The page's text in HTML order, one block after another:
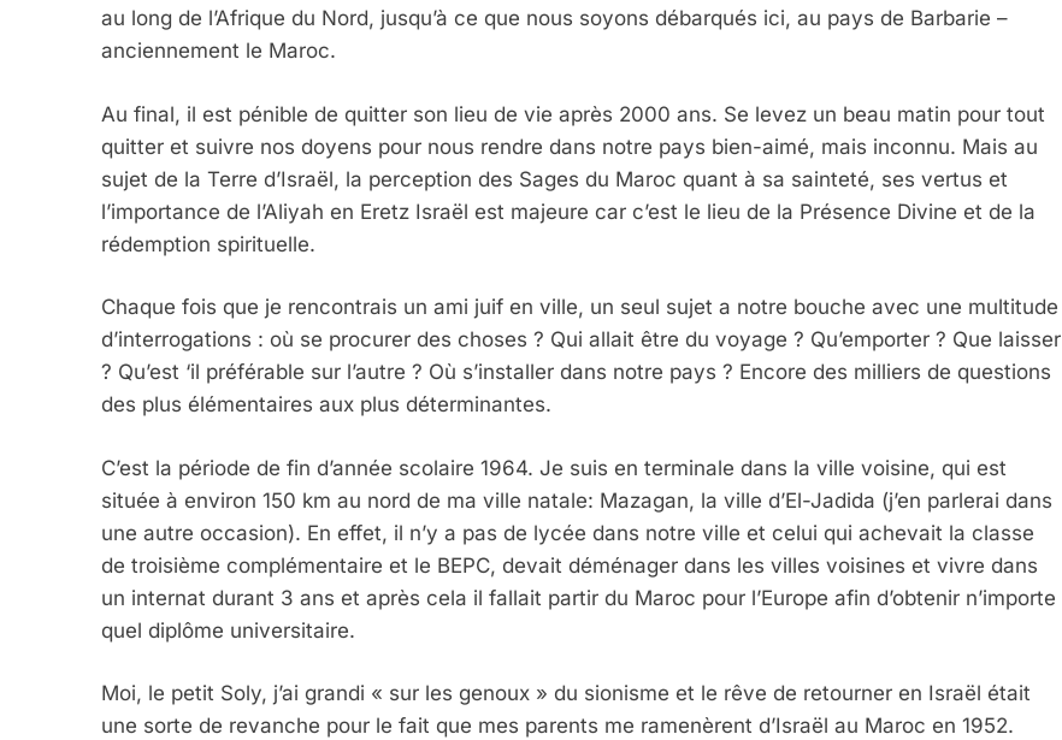
au long de l’Afrique du Nord, jusqu’à ce que nous soyons débarqués ici, au pays de Barbarie –
anciennement le Maroc.
Au final, il est pénible de quitter son lieu de vie après 2000 ans. Se levez un beau matin pour tout
quitter et suivre nos doyens pour nous rendre dans notre pays bien-aimé, mais inconnu. Mais au
sujet de la Terre d’Israël, la perception des Sages du Maroc quant à sa sainteté, ses vertus et
l’importance de l’Aliyah en Eretz Israël est majeure car c’est le lieu de la Présence Divine et de la
rédemption spirituelle.
Chaque fois que je rencontrais un ami juif en ville, un seul sujet a notre bouche avec une multitude
d’interrogations : où se procurer des choses ? Qui allait être du voyage ? Qu’emporter ? Que laisser
? Qu’est ‘il préférable sur l’autre ? Où s’installer dans notre pays ? Encore des milliers de questions
des plus élémentaires aux plus déterminantes.
C’est la période de fin d’année scolaire 1964. Je suis en terminale dans la ville voisine, qui est
située à environ 150 km au nord de ma ville natale: Mazagan, la ville d’El-Jadida (j’en parlerai dans
une autre occasion). En effet, il n’y a pas de lycée dans notre ville et celui qui achevait la classe
de troisième complémentaire et le BEPC, devait déménager dans les villes voisines et vivre dans
un internat durant 3 ans et après cela il fallait partir du Maroc pour l’Europe afin d’obtenir n’importe
quel diplôme universitaire.
Moi, le petit Soly, j’ai grandi « sur les genoux » du sionisme et le rêve de retourner en Israël était
une sorte de revanche pour le fait que mes parents me ramenèrent d’Israël au Maroc en 1952.